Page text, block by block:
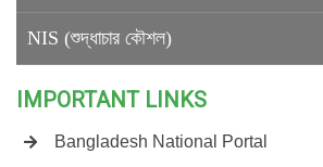
NIS (শুদ্ধাচার কৌশল)
IMPORTANT LINKS
Bangladesh National Portal